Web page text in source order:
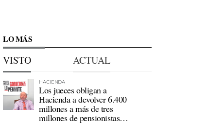
LO MÁS
VISTO ACTUAL
HACIENDA
Los jueces obligan a
Hacienda a devolver 6.400
millones a más de tres
millones de pensionistas